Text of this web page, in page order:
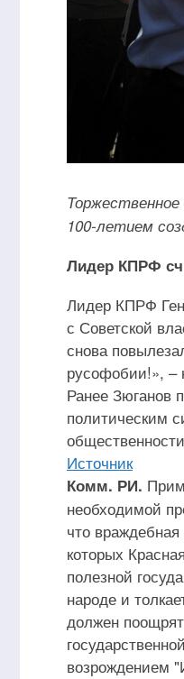
100-летием
Лидер КПРФ
Лидер КПРФ
с Советской
снова
русофобии!», –
Ранее Зюганов
политическим
Источник
Комм. РИ.
необходимой
что
которых
полезной
народе и
должен
возрождением